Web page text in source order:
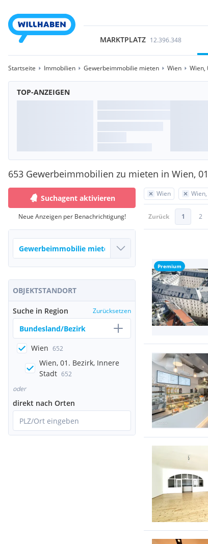
MARKTPLATZ 12.396.348
Startseite Immobilien Gewerbeimmobilie mieten Wien Wien,
TOP-ANZEIGEN
653 Gewerbeimmobilien zu mieten in Wien,
Suchagent aktivieren
Neue Anzeigen per Benachrichtigung!
OBJEKTSTANDORT
Suche in Region Zurücksetzen
Bundesland/Bezirk
Wien 652
Wien, 01. Bezirk, Innere
Stadt 652
oder
direkt nach Orten
PLZ/Ort eingeben
Wien
Zurück 1 2
Premium